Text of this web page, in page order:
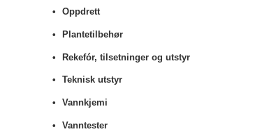
Oppdrett
Plantetilbehør
Rekefór, tilsetninger og utstyr
Teknisk utstyr
Vannkjemi
Vanntester